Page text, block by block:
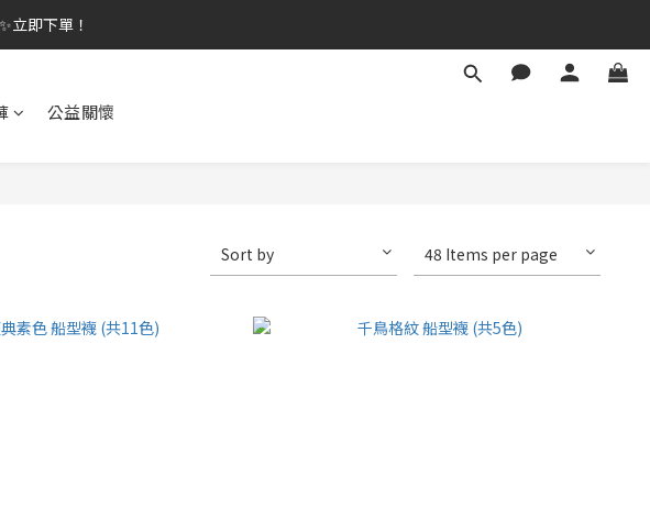
立即下單！
立即下單！
質感杯袋！
公益關懷
Sort by 48 Items per page